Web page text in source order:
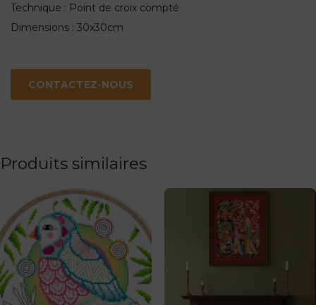
Technique : Point de croix compté
Dimensions : 30x30cm
CONTACTEZ-NOUS
Produits similaires